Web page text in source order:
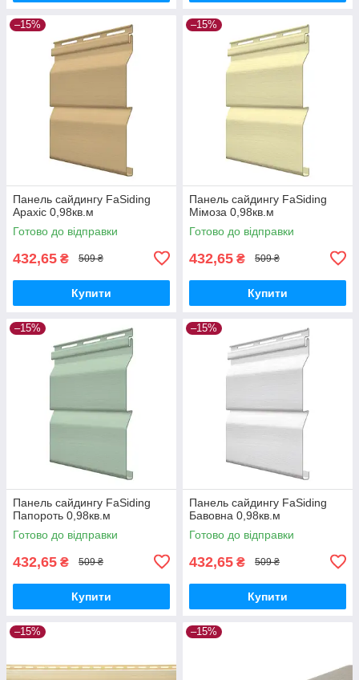
–15%
Панель сайдингу FaSiding
Арахіс 0,98кв.м
Готово до відправки
432,65 ₴ 509 ₴
Купити
–15%
Панель сайдингу FaSiding
Мімоза 0,98кв.м
Готово до відправки
432,65 ₴ 509 ₴
Купити
–15%
Панель сайдингу FaSiding
Папороть 0,98кв.м
Готово до відправки
432,65 ₴ 509 ₴
Купити
–15%
Панель сайдингу FaSiding
Бавовна 0,98кв.м
Готово до відправки
432,65 ₴ 509 ₴
Купити
–15% –15%